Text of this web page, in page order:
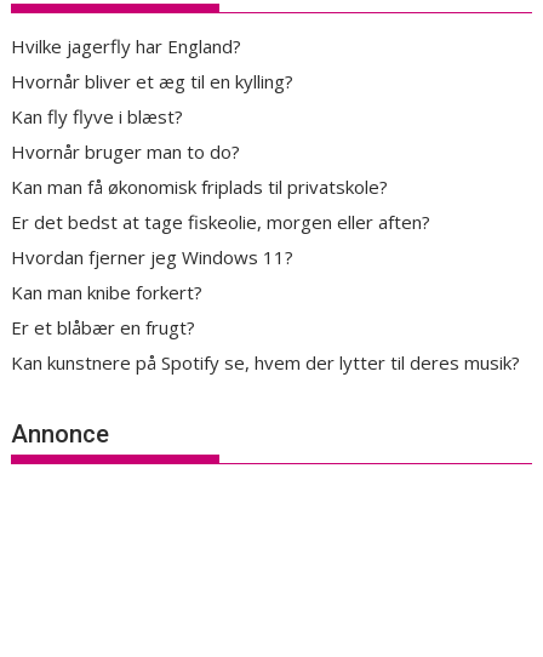
Hvilke jagerfly har England?
Hvornår bliver et æg til en kylling?
Kan fly flyve i blæst?
Hvornår bruger man to do?
Kan man få økonomisk friplads til privatskole?
Er det bedst at tage fiskeolie, morgen eller aften?
Hvordan fjerner jeg Windows 11?
Kan man knibe forkert?
Er et blåbær en frugt?
Kan kunstnere på Spotify se, hvem der lytter til deres musik?
Annonce